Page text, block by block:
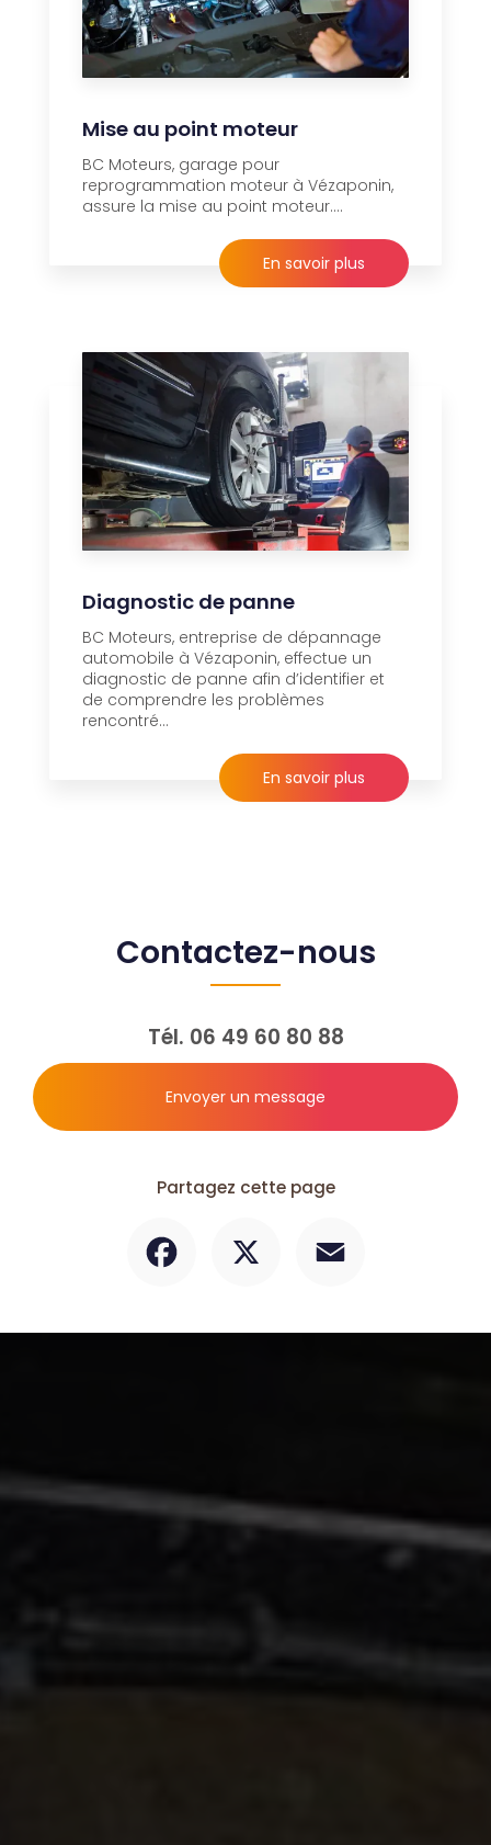
Mise au point moteur
BC Moteurs, garage pour
reprogrammation moteur à Vézaponin,
assure la mise au point moteur....
En savoir plus
Diagnostic de panne
BC Moteurs, entreprise de dépannage
automobile à Vézaponin, effectue un
diagnostic de panne afin d’identifier et
de comprendre les problèmes
rencontré...
En savoir plus
Contactez-nous
Tél. 06 49 60 80 88
Envoyer un message
Partagez cette page